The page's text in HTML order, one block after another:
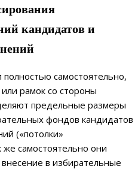
кандидатов и
самостоятельно,
рамок со стороны
предельные размеры
фондов кандидатов
(«потолки»
самостоятельно они
в избирательные